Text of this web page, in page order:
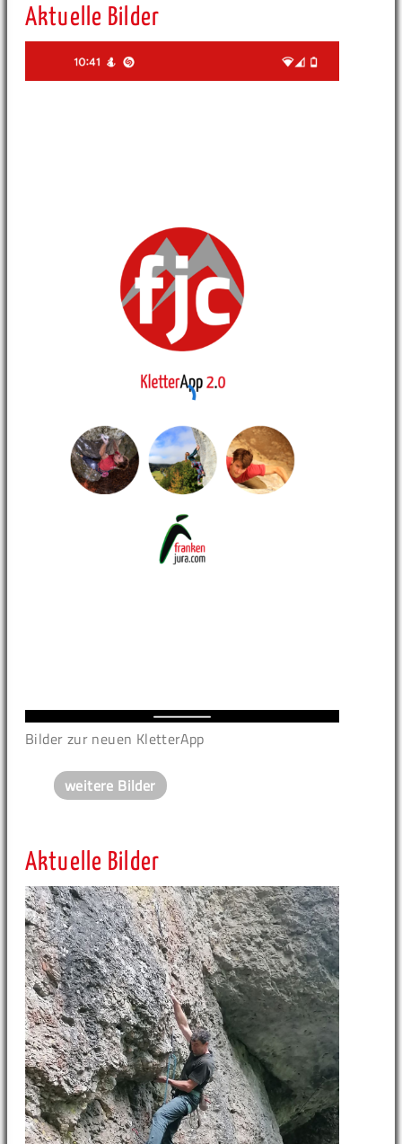
Aktuelle Bilder
Bilder zur neuen KletterApp
weitere Bilder
Aktuelle Bilder